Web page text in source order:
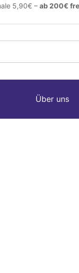
5,90€ – ab 200€
Über uns